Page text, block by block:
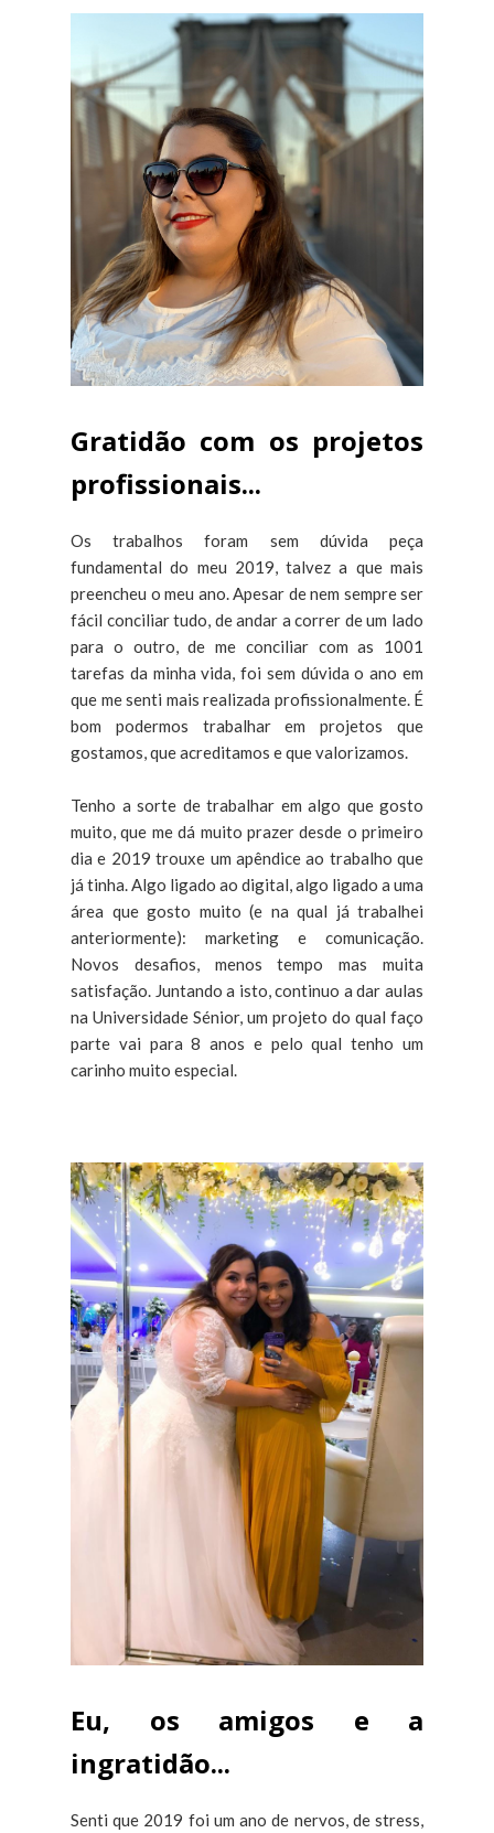
Gratidão com os projetos
profissionais...
Os trabalhos foram sem dúvida peça
fundamental do meu 2019, talvez a que mais
preencheu o meu ano. Apesar de nem sempre ser
fácil conciliar tudo, de andar a correr de um lado
para o outro, de me conciliar com as 1001
tarefas da minha vida, foi sem dúvida o ano em
que me senti mais realizada profissionalmente. É
bom podermos trabalhar em projetos que
gostamos, que acreditamos e que valorizamos.
Tenho a sorte de trabalhar em algo que gosto
muito, que me dá muito prazer desde o primeiro
dia e 2019 trouxe um apêndice ao trabalho que
já tinha. Algo ligado ao digital, algo ligado a uma
área que gosto muito (e na qual já trabalhei
anteriormente): marketing e comunicação.
Novos desafios, menos tempo mas muita
satisfação. Juntando a isto, continuo a dar aulas
na Universidade Sénior, um projeto do qual faço
parte vai para 8 anos e pelo qual tenho um
carinho muito especial.
Eu, os amigos e a
ingratidão...
Senti que 2019 foi um ano de nervos, de stress,